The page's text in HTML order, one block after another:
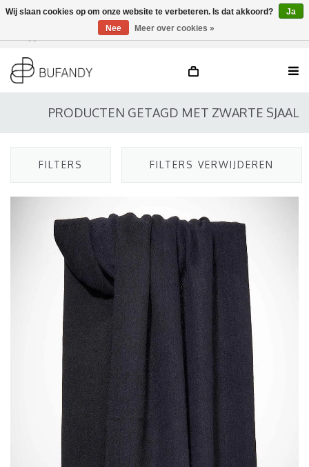
DE / EN
PRODUCTEN GETAGD MET ZWARTE SJAAL
FILTERS FILTERS VERWIJDEREN
Wij slaan cookies op om onze website te verbeteren. Is dat akkoord?
Ja
Nee
Meer over cookies »